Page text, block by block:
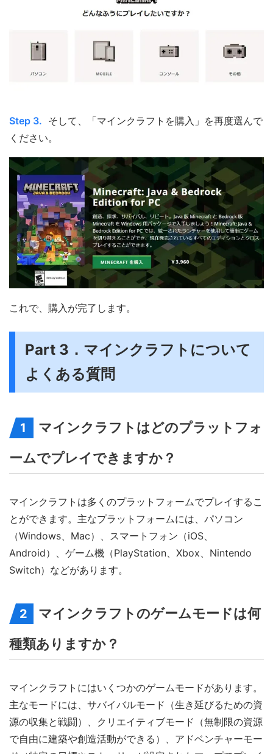
Step 3. そして、「マインクラフトを購入」を再度選んで
ください。
これで、購入が完了します。
Part 3．マインクラフトについて
よくある質問
1
マインクラフトはどのプラットフォ
ームでプレイできますか？
マインクラフトは多くのプラットフォームでプレイするこ
とができます。主なプラットフォームには、パソコン
（Windows、Mac）、スマートフォン（iOS、
Android）、ゲーム機（PlayStation、Xbox、Nintendo
Switch）などがあります。
2
マインクラフトのゲームモードは何
種類ありますか？
マインクラフトにはいくつかのゲームモードがあります。
主なモードには、サバイバルモード（生き延びるための資
源の収集と戦闘）、クリエイティブモード（無制限の資源
で自由に建築や創造活動ができる）、アドベンチャーモー